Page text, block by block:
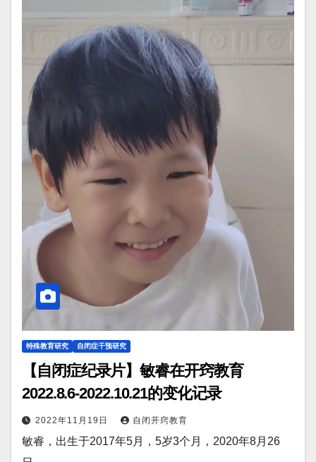
特殊教育研究 自闭症干预研究
【自闭症纪录片】敏睿在开窍教育
2022.8.6-2022.10.21的变化记录
2022年11月19日 自闭开窍教育
敏睿，出生于2017年5月，5岁3个月，2020年8月26